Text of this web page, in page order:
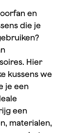
en
die je
Hier
kussens we
je een
een
materialen,